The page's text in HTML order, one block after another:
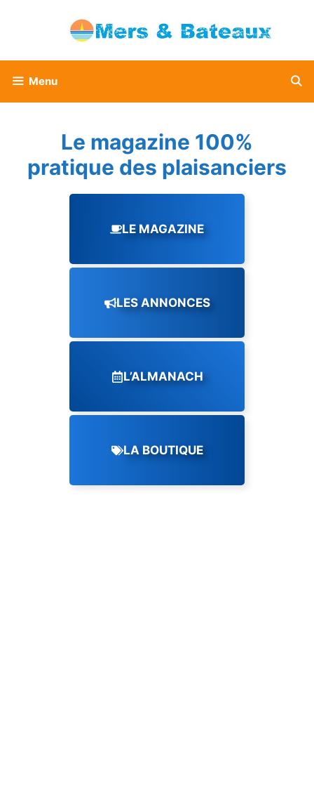
Menu
Le magazine 100%
pratique des plaisanciers
LE MAGAZINE
LES ANNONCES
L’ALMANACH
LA BOUTIQUE